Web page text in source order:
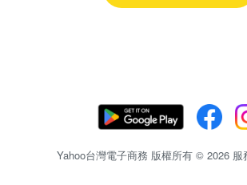
Yahoo台灣電子商務 版權所有 © 2026 服